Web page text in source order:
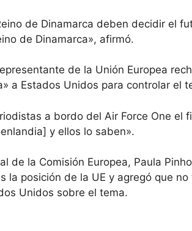
de Dinamarca deben decidir el
de Dinamarca», afirmó.
de la Unión Europea
a Estados Unidos para controlar el
a bordo del Air Force One el
y ellos lo saben».
de la Comisión Europea, Paula
la posición de la UE y agregó que
Unidos sobre el tema.